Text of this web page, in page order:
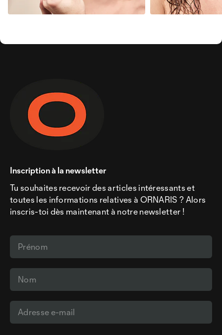
Inscription à la newsletter
Tu souhaites recevoir des articles intéressants et
toutes les informations relatives à ORNARIS ? Alors
inscris-toi dès maintenant à notre newsletter !